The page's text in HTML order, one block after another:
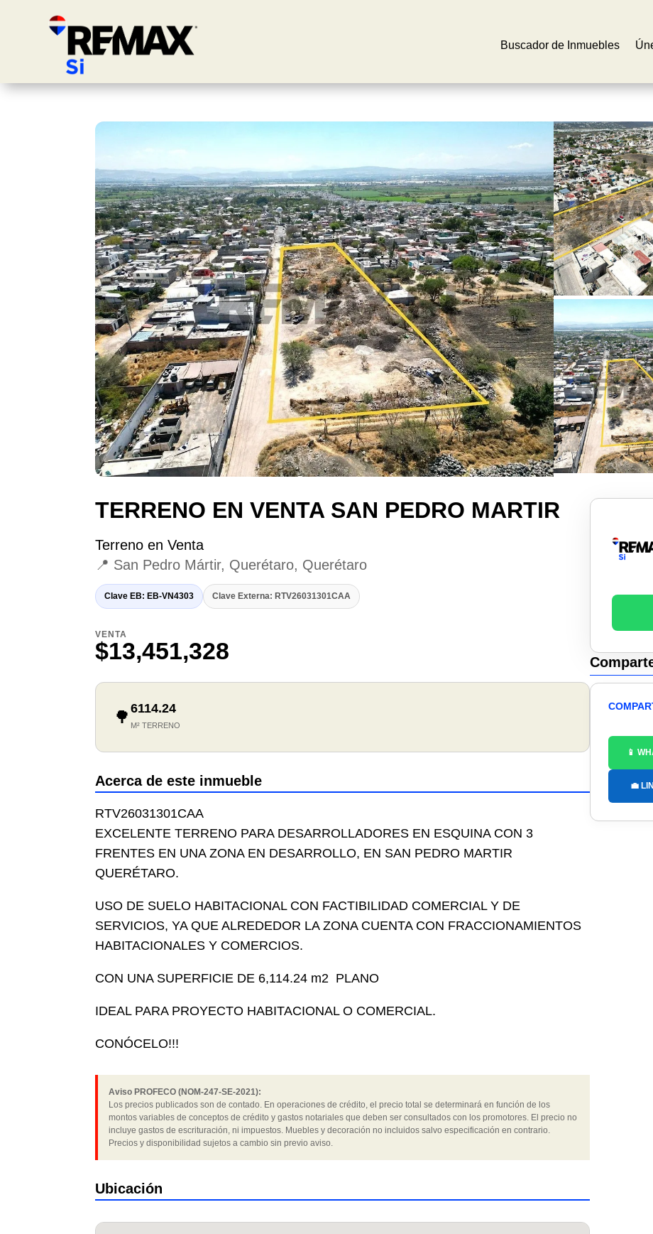
Buscador de Inmuebles
TERRENO EN VENTA SAN PEDRO MARTIR
Terreno en Venta
📍 San Pedro Mártir, Querétaro, Querétaro
Clave EB: EB-VN4303 Clave Externa: RTV26031301CAA
VENTA
$13,451,328
🌳 6114.24
M² TERRENO
Acerca de este inmueble
RTV26031301CAA
EXCELENTE TERRENO PARA DESARROLLADORES EN ESQUINA CON 3
FRENTES EN UNA ZONA EN DESARROLLO, EN SAN PEDRO MARTIR
QUERÉTARO.
USO DE SUELO HABITACIONAL CON FACTIBILIDAD COMERCIAL Y DE
SERVICIOS, YA QUE ALREDEDOR LA ZONA CUENTA CON FRACCIONAMIENTOS
HABITACIONALES Y COMERCIOS.
CON UNA SUPERFICIE DE 6,114.24 m2 PLANO
IDEAL PARA PROYECTO HABITACIONAL O COMERCIAL.
CONÓCELO!!!
Aviso PROFECO (NOM-247-SE-2021):
Los precios publicados son de contado. En operaciones de crédito, el precio total se determinará en función de los
montos variables de conceptos de crédito y gastos notariales que deben ser consultados con los promotores. El precio no
incluye gastos de escrituración, ni impuestos. Muebles y decoración no incluidos salvo especificación en contrario.
Precios y disponibilidad sujetos a cambio sin previo aviso.
Ubicación
📱
💼